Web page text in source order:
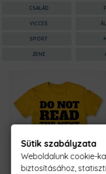
CSALÁD
VICCES
SPORT
ZENE
Sütik szabályzata
Weboldalunk cookie-
biztosításához,